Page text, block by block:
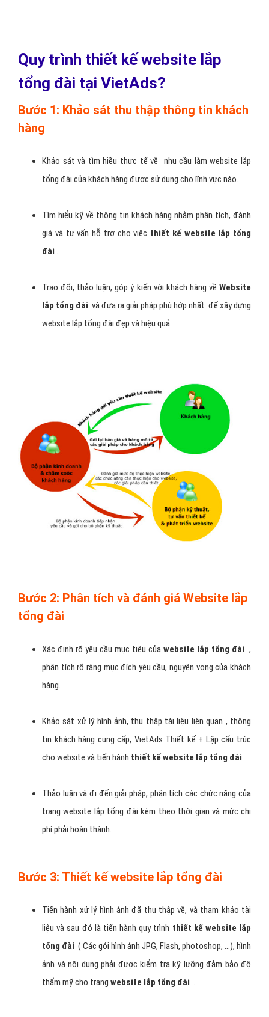
Quy trình thiết kế website lắp
tổng đài tại VietAds?
Bước 1: Khảo sát thu thập thông tin khách
hàng
Khảo sát và tìm hiều thực tế về nhu cầu làm website lắp
tổng đài của khách hàng được sử dụng cho lĩnh vực nào.
Tìm hiểu kỹ về thông tin khách hàng nhằm phân tích, đánh
giá và tư vấn hỗ trợ cho việc thiết kế website lắp tổng
đài .
Trao đổi, thảo luận, góp ý kiến với khách hàng về Website
lắp tổng đài và đưa ra giải pháp phù hớp nhất để xây dựng
website lắp tổng đài đẹp và hiệu quả.
Bước 2: Phân tích và đánh giá Website lắp
tổng đài
Xác định rõ yêu cầu mục tiêu của website lắp tổng đài ,
phân tích rõ ràng mục đích yêu cầu, nguyên vọng của khách
hàng.
Khảo sát xử lý hình ảnh, thu thập tài liệu liên quan , thông
tin khách hàng cung cấp, VietAds Thiết kế + Lập cấu trúc
cho website và tiến hành thiết kế website lắp tổng đài
Thảo luận và đi đến giải pháp, phân tích các chức năng của
trang website lắp tổng đài kèm theo thời gian và mức chi
phí phải hoàn thành.
Bước 3: Thiết kế website lắp tổng đài
Tiến hành xử lý hình ảnh đã thu thập về, và tham khảo tài
liệu và sau đó là tiến hành quy trình thiết kế website lắp
tổng đài ( Các gói hình ảnh JPG, Flash, photoshop, …), hình
ảnh và nội dung phải được kiểm tra kỹ lưỡng đảm bảo độ
thẩm mỹ cho trang website lắp tổng đài .